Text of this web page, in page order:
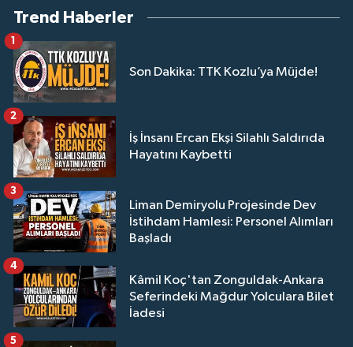
Trend Haberler
Son Dakika: TTK Kozlu’ya Müjde!
1
İş İnsanı Ercan Ekşi Silahlı Saldırıda
Hayatını Kaybetti
2
Liman Demiryolu Projesinde Dev
İstihdam Hamlesi: Personel Alımları
Başladı
3
Kâmil Koç'tan Zonguldak-Ankara
Seferindeki Mağdur Yolculara Bilet
İadesi
4
5